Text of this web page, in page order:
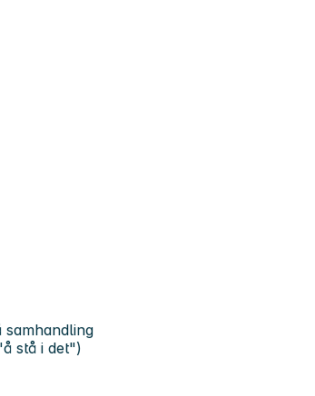
samhandling
stå i det")